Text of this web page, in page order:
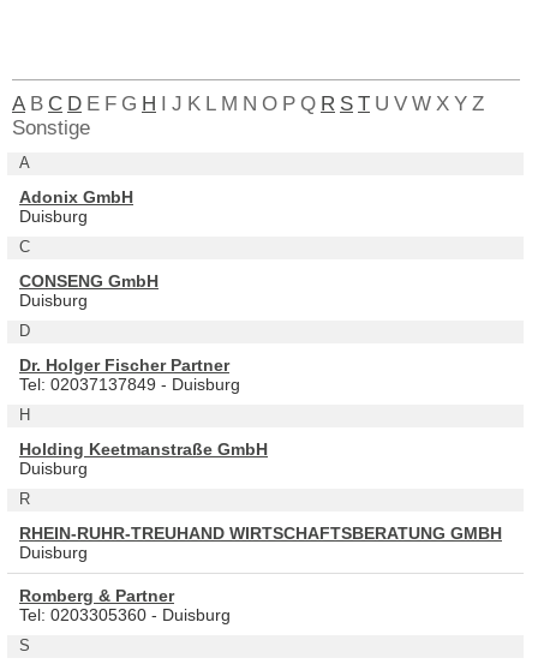
A B C D E F G H I J K L M N O P Q R S T U V W X Y Z
Sonstige
A
Adonix GmbH
Duisburg
C
CONSENG GmbH
Duisburg
D
Dr. Holger Fischer Partner
Tel: 02037137849 - Duisburg
H
Holding Keetmanstraße GmbH
Duisburg
R
RHEIN-RUHR-TREUHAND WIRTSCHAFTSBERATUNG GMBH
Duisburg
Romberg & Partner
Tel: 0203305360 - Duisburg
S